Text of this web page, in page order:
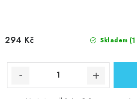
Skladem
294 Kč